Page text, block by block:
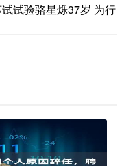
试验骆星烁37岁 为行